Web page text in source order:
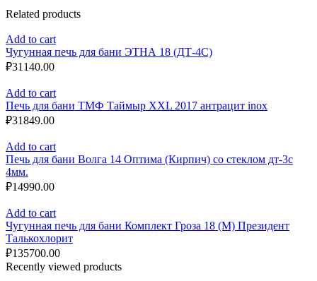
Related products
Add to cart
Чугунная печь для бани ЭТНА 18 (ДТ-4С)
₽31140.00
Add to cart
Печь для бани ТМФ Таймыр XXL 2017 антрацит inox
₽31849.00
Add to cart
Печь для бани Волга 14 Оптима (Кирпич) со стеклом дт-3с
4мм.
₽14990.00
Add to cart
Чугунная печь для бани Комплект Гроза 18 (М) Президент
Талькохлорит
₽135700.00
Recently viewed products